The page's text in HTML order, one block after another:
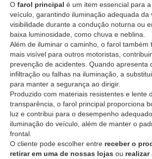
O farol principal é um item essencial para
veículo, garantindo iluminação adequada da
visibilidade durante a condução noturna ou
baixa luminosidade, como chuva e neblina.
Além de iluminar o caminho, o farol também
mais visível para outros motoristas,
prevenção de acidentes. Quando apresenta
infiltração ou falhas na iluminação, a
para manter a segurança ao dirigir.
Produzido com materiais resistentes e lente
transparência, o farol principal proporciona
luz e contribui para o desempenho
iluminação do veículo, além de manter o
frontal.
O cliente pode escolher entre receber o
retirar em uma de nossas lojas ou realizar